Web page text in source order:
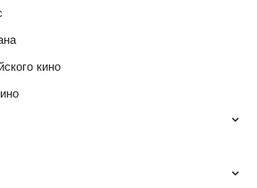
кино